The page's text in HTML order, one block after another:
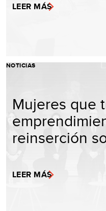
LEER MÁS
NOTICIAS
Mujeres que
reinserción
LEER MÁS